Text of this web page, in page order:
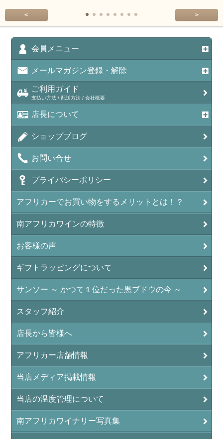
< >
会員メニュー
メールマガジン登録・解除
ご利用ガイド
支払い方法 / 配送方法 / 会社概要
店長について
ショップブログ
お問い合せ
プライバシーポリシー
アフリカーでお買い物をするメリットとは！？
南アフリカワインの特徴
お客様の声
ギフトラッピングについて
サンソー ～ かつて１位だった黒ブドウの今 ～
スタッフ紹介
店長から皆様へ
アフリカー店舗情報
当店メディア掲載情報
当店の温度管理について
南アフリカワイナリー写真集